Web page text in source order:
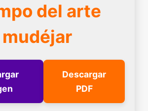
del arte
mudéjar
Descargar
PDF